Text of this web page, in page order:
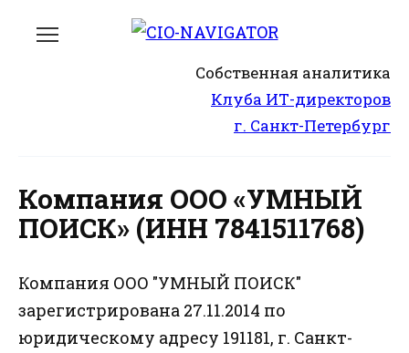
Собственная аналитика
Клуба ИТ-директоров
г. Санкт-Петербург
Компания ООО «УМНЫЙ
ПОИСК» (ИНН 7841511768)
Компания ООО "УМНЫЙ ПОИСК"
зарегистрирована 27.11.2014 по
юридическому адресу 191181, г. Санкт-